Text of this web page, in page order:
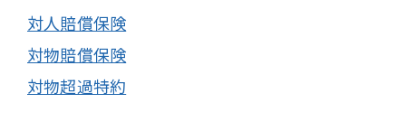
対人賠償保険
対物賠償保険
対物超過特約